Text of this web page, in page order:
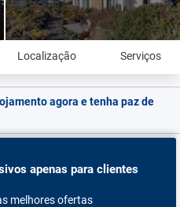
Localização Serviços
agora e tenha paz de
apenas para clientes
melhores ofertas